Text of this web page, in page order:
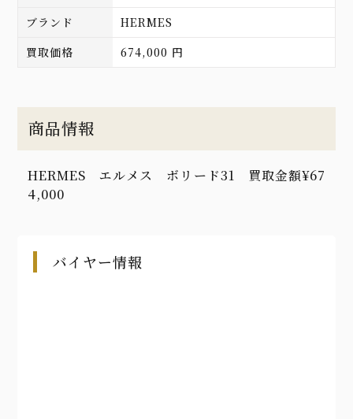
ブランド
HERMES
買取価格
674,000 円
商品情報
HERMES エルメス ボリード31 買取金額¥67
4,000
バイヤー情報